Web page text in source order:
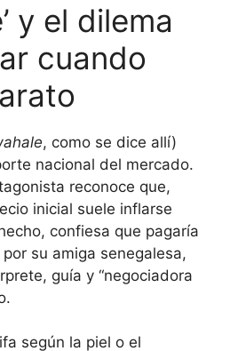
y el dilema
cuando
, como se dice allí)
nacional del mercado.
reconoce que,
inicial suele inflarse
confiesa que pagaría
su amiga senegalesa,
guía y “negociadora
según la piel o el